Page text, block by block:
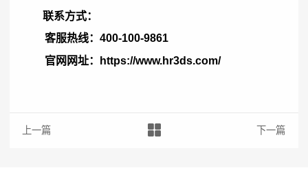
联系方式：
客服热线：400-100-9861
官网网址：https://www.hr3ds.com/
上一篇：谁还看枯燥的纸质说明书啊？现在流行玩交互！下一篇：